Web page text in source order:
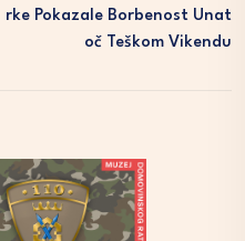
Rke Pokazale Borbenost Unat
Oč Teškom Vikendu